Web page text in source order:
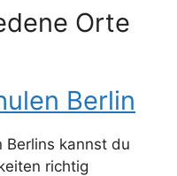
Orte
Berlin
Berlins kannst du
richtig